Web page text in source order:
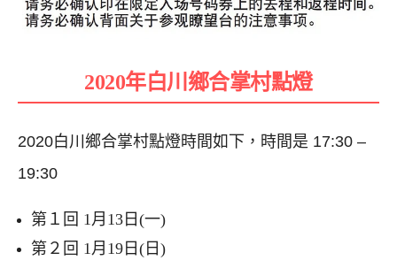
2020年白川鄉合掌村點燈
2020白川鄉合掌村點燈時間如下，時間是 17:30 –
19:30
第１回 1月13日(一)
第２回 1月19日(日)